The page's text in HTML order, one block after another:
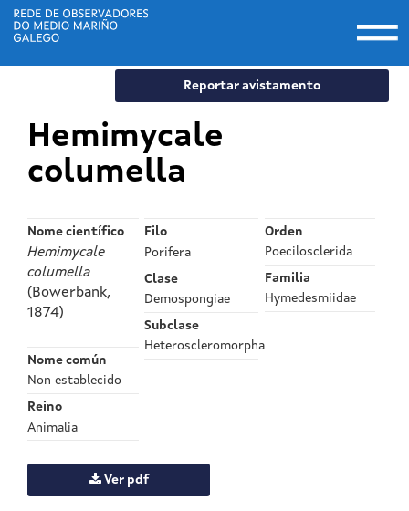
principal
Reportar avistamento
Hemimycale
columella
Nome científico
Hemimycale
columella
(Bowerbank,
1874)
Nome común
Non establecido
Reino
Animalia
Filo
Porifera
Clase
Demospongiae
Subclase
Heteroscleromorpha
Orden
Poecilosclerida
Familia
Hymedesmiidae
Ver pdf